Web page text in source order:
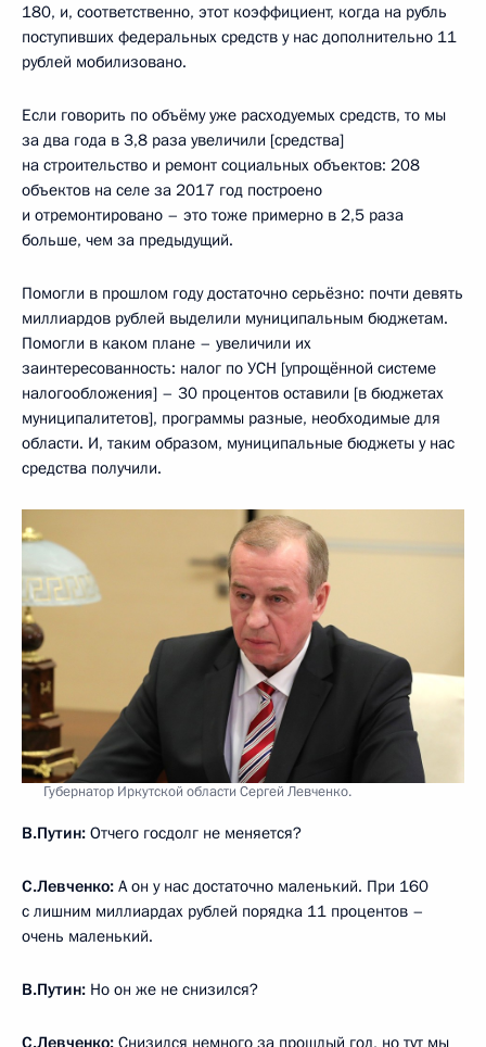
180, и, соответственно, этот коэффициент, когда на рубль
поступивших федеральных средств у нас дополнительно 11
рублей мобилизовано.
Если говорить по объёму уже расходуемых средств, то мы
за два года в 3,8 раза увеличили [средства]
на строительство и ремонт социальных объектов: 208
объектов на селе за 2017 год построено
и отремонтировано – это тоже примерно в 2,5 раза
больше, чем за предыдущий.
Помогли в прошлом году достаточно серьёзно: почти девять
миллиардов рублей выделили муниципальным бюджетам.
Помогли в каком плане – увеличили их
заинтересованность: налог по УСН [упрощённой системе
налогообложения] – 30 процентов оставили [в бюджетах
муниципалитетов], программы разные, необходимые для
области. И, таким образом, муниципальные бюджеты у нас
средства получили.
Губернатор Иркутской области Сергей Левченко.
В.Путин: Отчего госдолг не меняется?
С.Левченко: А он у нас достаточно маленький. При 160
с лишним миллиардах рублей порядка 11 процентов –
очень маленький.
В.Путин: Но он же не снизился?
С.Левченко: Снизился немного за прошлый год, но тут мы